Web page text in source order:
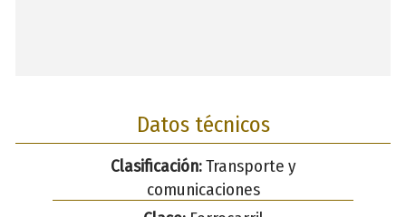
Datos técnicos
Clasificación:Transporte y
comunicaciones